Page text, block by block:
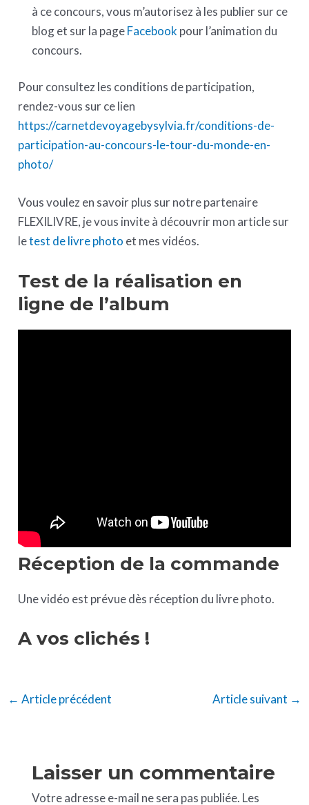
à ce concours, vous m’autorisez à les publier sur ce
blog et sur la pageFacebook pour l’animation du
concours.
Pour consultez les conditions de participation,
rendez-vous sur ce lien
https://carnetdevoyagebysylvia.fr/conditions-de-
participation-au-concours-le-tour-du-monde-en-
photo/
Vous voulez en savoir plus sur notre partenaire
FLEXILIVRE, je vous invite à découvrir mon article sur
letest de livre photo et mes vidéos.
Test de la réalisation en
ligne de l’album
Réception de la commande
Une vidéo est prévue dès réception du livre photo.
A vos clichés !
← Article précédent Article suivant →
Laisser un commentaire
Votre adresse e-mail ne sera pas publiée. Les